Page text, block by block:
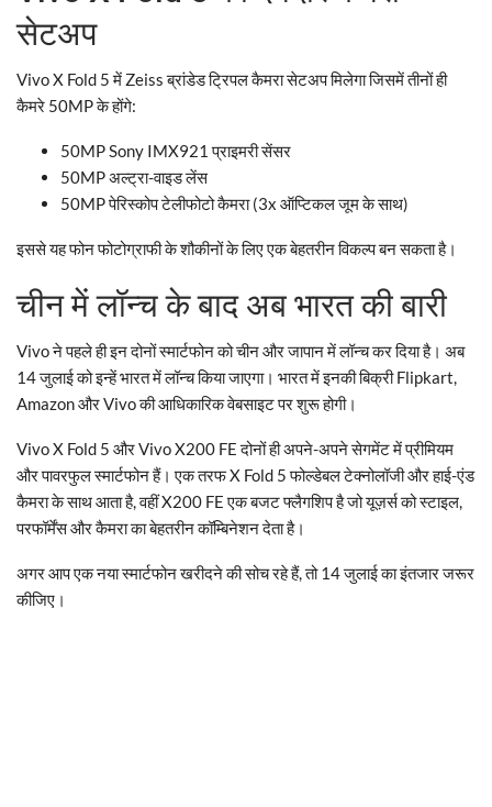
सेटअप
Vivo X Fold 5 में Zeiss ब्रांडेड ट्रिपल कैमरा सेटअप मिलेगा जिसमें तीनों ही
कैमरे 50MP के होंगे:
50MP Sony IMX921 प्राइमरी सेंसर
50MP अल्ट्रा-वाइड लेंस
50MP पेरिस्कोप टेलीफोटो कैमरा (3x ऑप्टिकल जूम के साथ)
इससे यह फोन फोटोग्राफी के शौकीनों के लिए एक बेहतरीन विकल्प बन सकता है।
चीन में लॉन्च के बाद अब भारत की बारी
Vivo ने पहले ही इन दोनों स्मार्टफोन को चीन और जापान में लॉन्च कर दिया है। अब
14 जुलाई को इन्हें भारत में लॉन्च किया जाएगा। भारत में इनकी बिक्री Flipkart,
Amazon और Vivo की आधिकारिक वेबसाइट पर शुरू होगी।
Vivo X Fold 5 और Vivo X200 FE दोनों ही अपने-अपने सेगमेंट में प्रीमियम
और पावरफुल स्मार्टफोन हैं। एक तरफ X Fold 5 फोल्डेबल टेक्नोलॉजी और हाई-एंड
कैमरा के साथ आता है, वहीं X200 FE एक बजट फ्लैगशिप है जो यूज़र्स को स्टाइल,
परफॉर्मेंस और कैमरा का बेहतरीन कॉम्बिनेशन देता है।
अगर आप एक नया स्मार्टफोन खरीदने की सोच रहे हैं, तो 14 जुलाई का इंतजार जरूर
कीजिए।